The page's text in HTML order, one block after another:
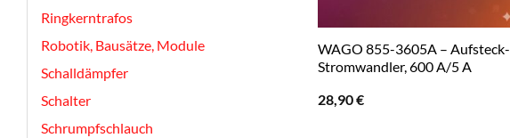
Ringkerntrafos
Robotik, Bausätze, Module
Schalldämpfer
Schalter
Schrumpfschlauch
WAGO 855-3605A – Aufsteck-
Stromwandler, 600 A/5 A
28,90€